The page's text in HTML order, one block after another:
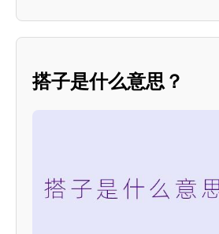
搭子是什么意思？